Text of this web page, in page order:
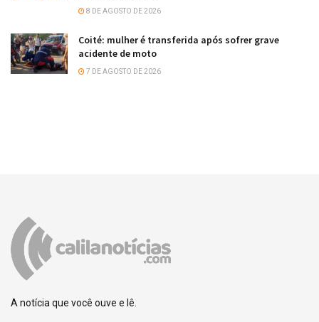
8 DE AGOSTO DE 2026
Coité: mulher é transferida após sofrer grave
acidente de moto
7 DE AGOSTO DE 2026
A notícia que você ouve e lê.